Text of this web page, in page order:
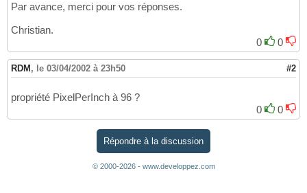
Par avance, merci pour vos réponses.
Christian.
0
0
RDM , le 03/04/2002 à 23h50 #2
propriété PixelPerInch à 96 ?
0
0
Répondre à la discussion
© 2000-2026 - www.developpez.com